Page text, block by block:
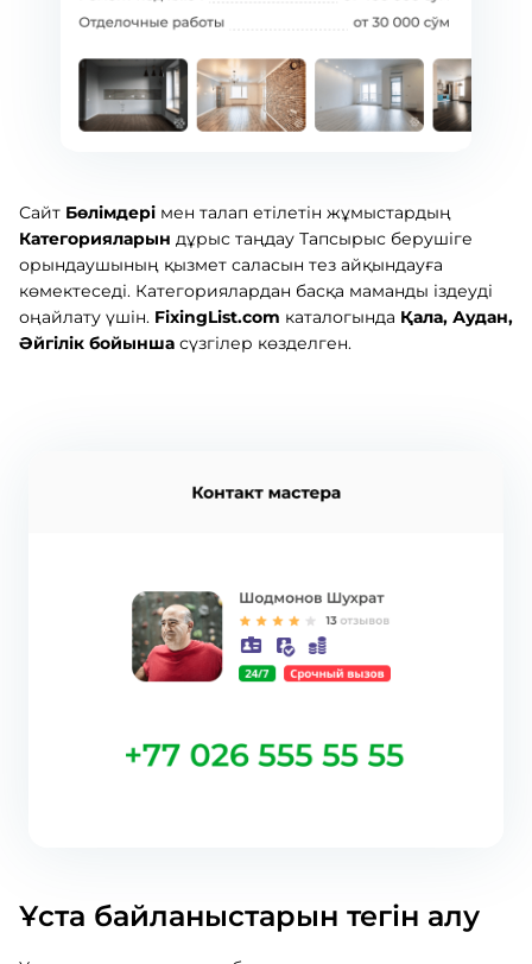
Сайт Бөлімдері мен талап етілетін жұмыстардың
Категорияларын дұрыс таңдау Тапсырыс берушіге
орындаушының қызмет саласын тез айқындауға
көмектеседі. Категориялардан басқа маманды іздеуді
оңайлату үшін. FixingList.com каталогында Қала, Аудан,
Әйгілік бойынша сүзгілер көзделген.
Ұста байланыстарын тегін алу